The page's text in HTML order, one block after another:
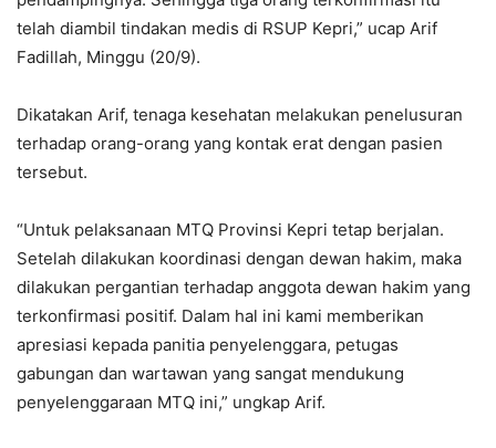
telah diambil tindakan medis di RSUP Kepri,” ucap Arif
Fadillah, Minggu (20/9).
Dikatakan Arif, tenaga kesehatan melakukan penelusuran
terhadap orang-orang yang kontak erat dengan pasien
tersebut.
“Untuk pelaksanaan MTQ Provinsi Kepri tetap berjalan.
Setelah dilakukan koordinasi dengan dewan hakim, maka
dilakukan pergantian terhadap anggota dewan hakim yang
terkonfirmasi positif. Dalam hal ini kami memberikan
apresiasi kepada panitia penyelenggara, petugas
gabungan dan wartawan yang sangat mendukung
penyelenggaraan MTQ ini,” ungkap Arif.